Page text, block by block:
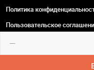
Политика
Пользовательское